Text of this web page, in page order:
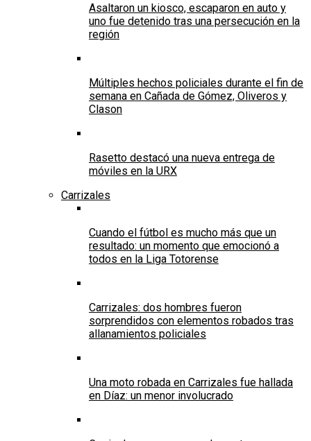
Asaltaron un kiosco, escaparon en auto y
uno fue detenido tras una persecución en la
región
Múltiples hechos policiales durante el fin de
semana en Cañada de Gómez, Oliveros y
Clason
Rasetto destacó una nueva entrega de
móviles en la URX
Carrizales
Cuando el fútbol es mucho más que un
resultado: un momento que emocionó a
todos en la Liga Totorense
Carrizales: dos hombres fueron
sorprendidos con elementos robados tras
allanamientos policiales
Una moto robada en Carrizales fue hallada
en Díaz: un menor involucrado